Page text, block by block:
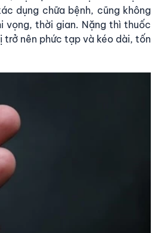
dụng chữa bệnh, cũng không
vọng, thời gian. Nặng thì thuốc
nên phức tạp và kéo dài, tốn